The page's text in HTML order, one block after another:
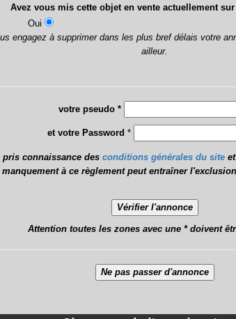
Avez vous mis cette objet en vente actuellement
Oui
engagez à supprimer dans les plus bref délais votre
ailleur.
votre pseudo *
et votre Password *
pris connaissance des conditions générales du siteet
manquement à ce règlement peut entraîner
Attention toutes les zones avec une * doivent